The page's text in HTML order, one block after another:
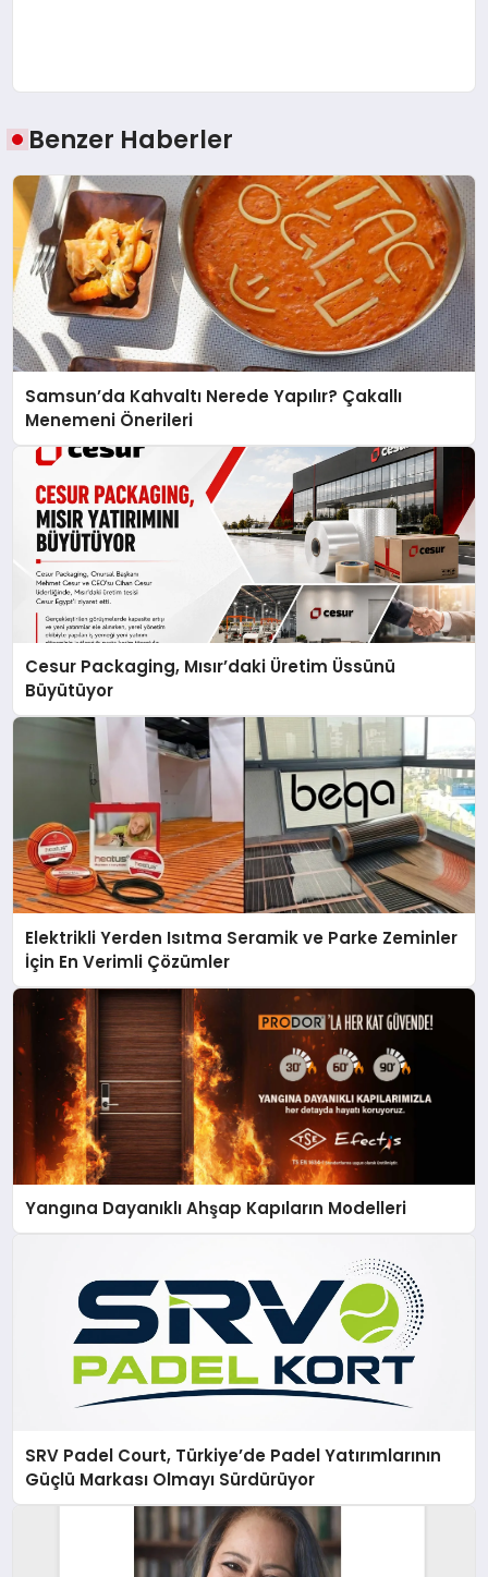
Benzer Haberler
Samsun’da Kahvaltı Nerede Yapılır? Çakallı
Menemeni Önerileri
Cesur Packaging, Mısır’daki Üretim Üssünü
Büyütüyor
Elektrikli Yerden Isıtma Seramik ve Parke Zeminler
İçin En Verimli Çözümler
Yangına Dayanıklı Ahşap Kapıların Modelleri
SRV Padel Court, Türkiye’de Padel Yatırımlarının
Güçlü Markası Olmayı Sürdürüyor